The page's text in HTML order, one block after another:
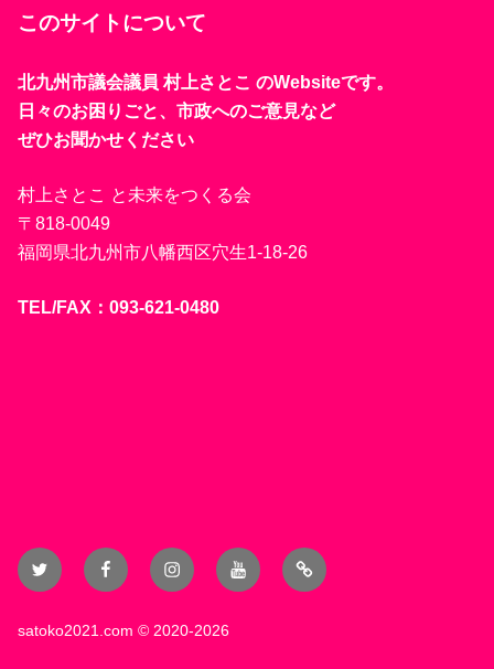
このサイトについて
北九州市議会議員 村上さとこ のWebsiteです。
日々のお困りごと、市政へのご意見など
ぜひお聞かせください
村上さとこ と未来をつくる会
〒818-0049
福岡県北九州市八幡西区穴生1-18-26
TEL/FAX：093-621-0480
Twitter FacebookInstagramYouTubeBlog
satoko2021.com © 2020-2026